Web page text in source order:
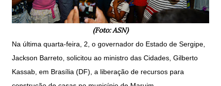
(Foto: ASN)
Na última quarta-feira, 2, o governador do Estado de Sergipe,
Jackson Barreto, solicitou ao ministro das Cidades, Gilberto
Kassab, em Brasília (DF), a liberação de recursos para